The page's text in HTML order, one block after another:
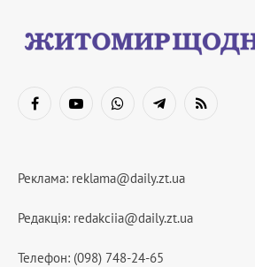
FacebookYouTubeWhatsAppTelegramRSS
Реклама: reklama@daily.zt.ua
Редакція: redakciia@daily.zt.ua
Телефон: (098) 748-24-65